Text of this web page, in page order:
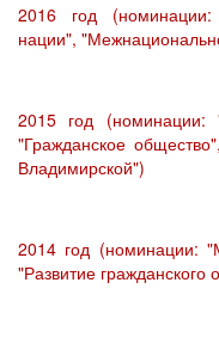
2016 год (номинации:
нации",
2015 год (номинации:
"Гражданское
Владимирской")
2014 год (номинации:
"Развитие гражданского